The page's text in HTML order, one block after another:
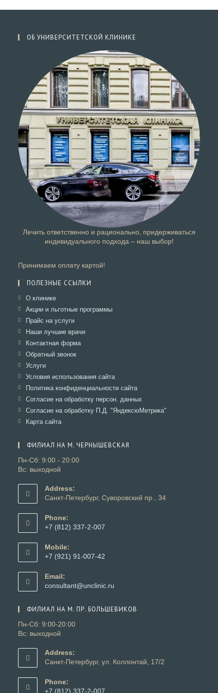
ОБ УНИВЕРСИТЕТСКОЙ КЛИНИКЕ
Лечить ответственно и рационально, придерживаться
индивидуального подхода – наш выбор!
Принимаем оплату картой!
ПОЛЕЗНЫЕ ССЫЛКИ
О клиникеОткроется
в
вкладке
Акции и льготные программыОткроется
Прайс на услугиОткроется
в
вкладке
Наши лучшие врачиОткроется
Контактная формаОткроется
Обратный звонокОткроется
вкладке
УслугиОткроется
в
вкладке
Условия использования сайтаОткроется
в
вкладке
Политика конфиденциальности сайтаОткроется
в
вкладке
Согласие на обработку персон. данных
в
Согласие на обработку П.Д. "ЯндексюМетрика"
Карта сайтаОткроется
вкладке
ФИЛИАЛ НА М. ЧЕРНЫШЕВСКАЯ
Пн-Сб: 9:00 - 20:00
Вс: выходной
Address:
Санкт-Петербург, Суворовский пр., 34
Phone:
+7 (812) 337-2-007
в
вашем
Mobile:
+7 (921) 91-007-42
в
вашем
Email:
consultant@unclinic.ru
приложении
ФИЛИАЛ НА М. ПР. БОЛЬШЕВИКОВ
Пн-Сб: 9:00-20:00
Вс: выходной
Address:
Санкт-Петербург, ул. Коллонтай, 17/2
Phone:
+7 (812) 337-2-007